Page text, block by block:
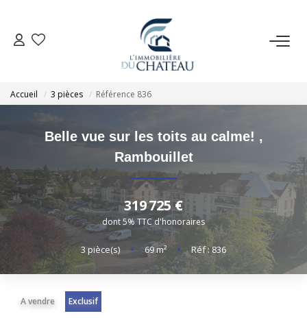
VENTE
LOCATION
GESTION LOCATIVE
ESTIMATION
NOTRE AGENCE
EXTRANET
Accueil 3 pièces Référence 836
Belle vue sur les toits au calme! ,
Rambouillet
319 725 €
dont 5% TTC d'honoraires
3 pièce(s) • 69m² • Réf : 836
A vendre Exclusif